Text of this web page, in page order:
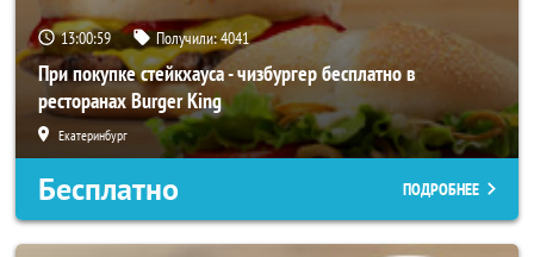
13:00:55 Получили:4041
При покупке стейкхауса - чизбургер бесплатно в
ресторанах Burger King
Екатеринбург
Бесплатно ПОДРОБНЕЕ